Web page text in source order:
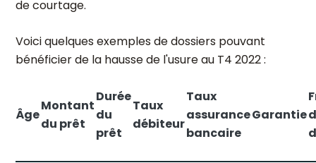
de courtage.
Voici quelques exemples de dossiers pouvant
bénéficier de la hausse de l'usure au T4 2022 :
Âge
Montant
du prêt
Durée
du
prêt
Taux
débiteur
Taux
assurance
bancaire
Garantie